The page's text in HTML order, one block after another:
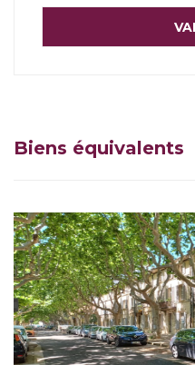
Biens équivalents